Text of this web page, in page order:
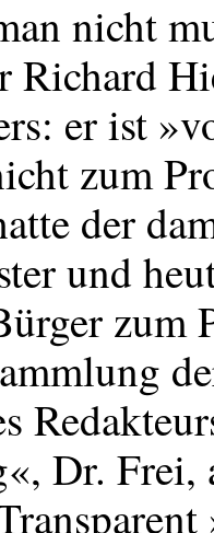
nicht
er ist
zum
der
und
zum
Dr. Frei,